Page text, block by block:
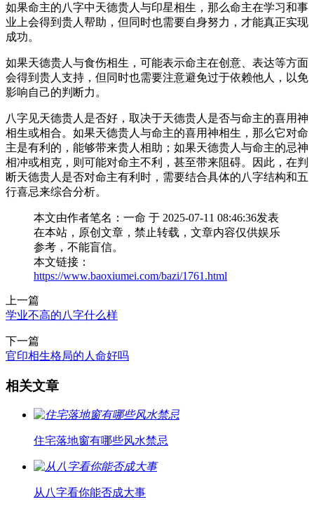
如果命主的八字中天德贵人与印星相生，那么命主在学习和事
业上会得到贵人帮助，但同时也需要自身努力，才能真正实现
成功。
如果天德贵人与食伤相生，可能表示命主在创意、表达等方面
会得到贵人支持，但同时也需要注意避免过于依赖他人，以免
影响自己的判断力。
八字见天德贵人是否好，取决于天德贵人是否与命主的喜用神
相生或相合。如果天德贵人与命主的喜用神相生，那么它对命
主是有利的，能够带来贵人相助；如果天德贵人与命主的忌神
相冲或相克，则可能对命主不利，甚至带来阻碍。因此，在判
断天德贵人是否对命主有利时，需要结合具体的八字结构和五
行喜忌来综合分析。
本文由作者笔名：一命 于 2025-07-11 08:46:36发表
在本站，原创文章，禁止转载，文章内容仅供娱乐
参考，不能盲信。
本文链接：
https://www.baoxiumei.com/bazi/1761.html
上一篇
学业不高的八字什么样
下一篇
官印相生格局的人命好吗
相关文章
住宅落地窗有哪些风水禁忌
从八字看你能否成大事